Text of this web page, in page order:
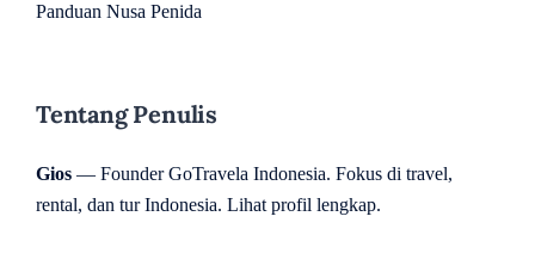
Panduan Nusa Penida
Tentang Penulis
Gios — Founder GoTravela Indonesia. Fokus di travel,
rental, dan tur Indonesia. Lihat profil lengkap.